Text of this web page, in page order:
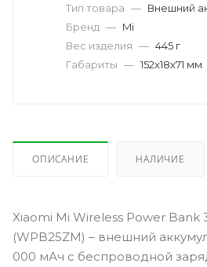
Тип товара — Внешний
Бренд — Mi
Вес изделия — 445 г
Габариты — 152x18x71 мм
ОПИСАНИЕ НАЛИЧИЕ
Xiaomi Mi Wireless Power Bank
(WPB25ZM) – внешний
000 мАч с беспроводной